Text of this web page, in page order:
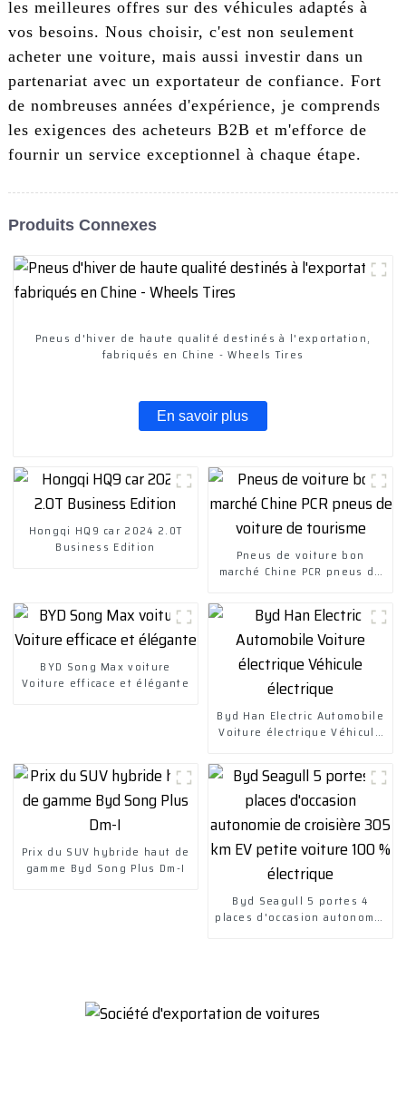
les meilleures offres sur des véhicules adaptés à
vos besoins. Nous choisir, c'est non seulement
acheter une voiture, mais aussi investir dans un
partenariat avec un exportateur de confiance. Fort
de nombreuses années d'expérience, je comprends
les exigences des acheteurs B2B et m'efforce de
fournir un service exceptionnel à chaque étape.
Produits Connexes
Pneus d'hiver de haute qualité destinés à l'exportation,
fabriqués en Chine - Wheels Tires
En savoir plus
Hongqi HQ9 car 2024 2.0T
Business Edition
Pneus de voiture bon
marché Chine PCR pneus de
BYD Song Max voiture
Voiture efficace et élégante
Byd Han Electric Automobile
Voiture électrique Véhicule
Prix ​​du SUV hybride haut de
gamme Byd Song Plus Dm-I
Byd Seagull 5 portes 4
places d'occasion autonomie